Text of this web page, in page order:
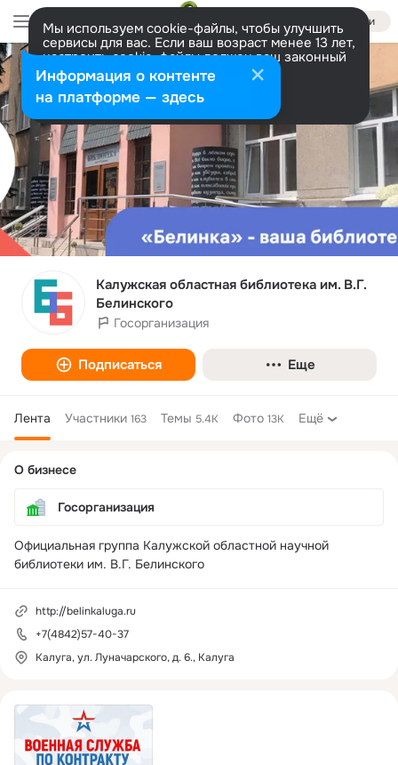
Войти
Мы используем cookie-файлы, чтобы улучшить
сервисы для вас. Если ваш возраст менее 13 лет,
настроить cookie-файлы должен ваш законный
представитель. Больше информации
Разрешить все Настроить
Калужская областная библиотека им. В.Г.
Белинского
Госорганизация
Подписаться Еще
Лента Участники 163 Темы 5.4K Фото 13K Ещё
колонка
О бизнесе
Госорганизация
Официальная группа Калужской областной научной
библиотеки им. В.Г. Белинского
http://belinkaluga.ru
+7(4842)57-40-37
Калуга, ул. Луначарского, д. 6., Калуга
Информация о контенте
на платформе — здесь